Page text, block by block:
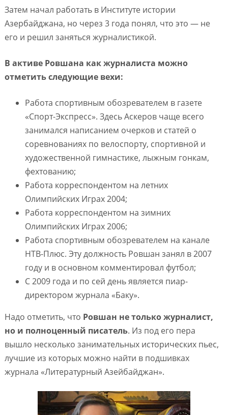
Затем начал работать в Институте истории
Азербайджана, но через 3 года понял, что это — не
его и решил заняться журналистикой.
В активе Ровшана как журналиста можно
отметить следующие вехи:
Работа спортивным обозревателем в газете
«Спорт-Экспресс». Здесь Аскеров чаще всего
занимался написанием очерков и статей о
соревнованиях по велоспорту, спортивной и
художественной гимнастике, лыжным гонкам,
фехтованию;
Работа корреспондентом на летних
Олимпийских Играх 2004;
Работа корреспондентом на зимних
Олимпийских Играх 2006;
Работа спортивным обозревателем на канале
НТВ-Плюс. Эту должность Ровшан занял в 2007
году и в основном комментировал футбол;
С 2009 года и по сей день является пиар-
директором журнала «Баку».
Надо отметить, что Ровшан не только журналист,
но и полноценный писатель. Из под его пера
вышло несколько занимательных исторических пьес,
лучшие из которых можно найти в подшивках
журнала «Литературный Азейбайджан».